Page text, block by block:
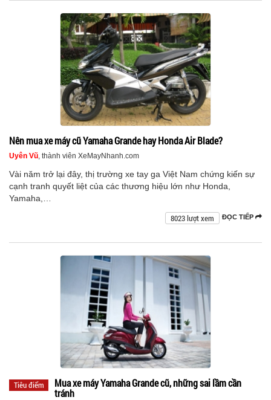
Nên mua xe máy cũ Yamaha Grande hay Honda Air Blade?
Uyên Vũ, thành viên XeMayNhanh.com
Vài năm trở lại đây, thị trường xe tay ga Việt Nam chứng kiến sự
cạnh tranh quyết liệt của các thương hiệu lớn như Honda,
Yamaha,…
ĐỌC TIẾP
8023 lượt xem
Tiêu điểm
Mua xe máy Yamaha Grande cũ, những sai lầm cần
tránh